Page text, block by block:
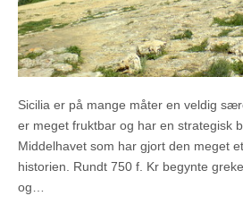
Sicilia er på mange måter en veldig
er meget fruktbar og har en strategisk
Middelhavet som har gjort den meget
historien. Rundt 750 f. Kr begynte
og…